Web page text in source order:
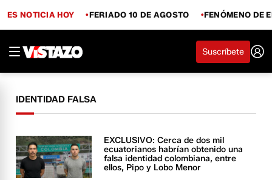
ES NOTICIA HOY FERIADO 10 DE AGOSTO FENÓMENO DE
Suscríbete
IDENTIDAD FALSA
EXCLUSIVO: Cerca de dos mil
ecuatorianos habrían obtenido una
falsa identidad colombiana, entre
ellos, Pipo y Lobo Menor